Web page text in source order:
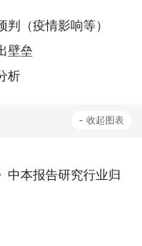
判（疫情影响等）
壁垒
析
- 收起图表
中本报告研究行业归